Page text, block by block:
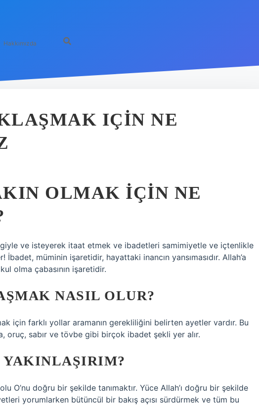
Hakkımızda
IÇIN NE
OLMAK IÇIN NE
ve isteyerek itaat etmek ve ibadetleri samimiyetle ve içtenlikle
müminin işaretidir, hayattaki inancın yansımasıdır. Allah’a
olma çabasının işaretidir.
NASIL OLUR?
için farklı yollar aramanın gerekliliğini belirten ayetler vardır. Bu
oruç, sabır ve tövbe gibi birçok ibadet şekli yer alır.
YAKINLAŞIRIM?
O’nu doğru bir şekilde tanımaktır. Yüce Allah’ı doğru bir şekilde
yorumlarken bütüncül bir bakış açısı sürdürmek ve tüm bu